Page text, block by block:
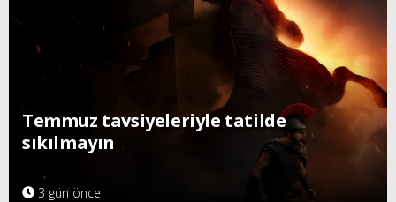
Temmuz tavsiyeleriyle tatilde
sıkılmayın
3 gün önce